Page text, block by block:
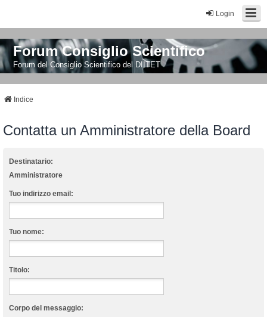
Login
Forum Consiglio Scientifico
Forum del Consiglio Scientifico del DIITET
Indice
Contatta un Amministratore della Board
Destinatario:
Amministratore
Tuo indirizzo email:
Tuo nome:
Titolo:
Corpo del messaggio: